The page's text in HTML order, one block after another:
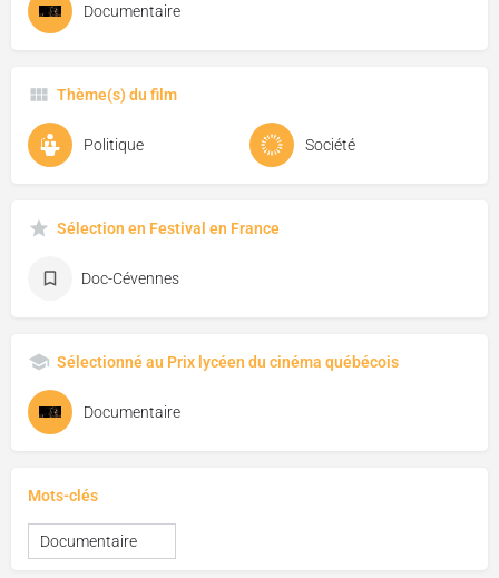
Documentaire
Thème(s) du film
Politique Société
Sélection en Festival en France
Doc-Cévennes
Sélectionné au Prix lycéen du cinéma québécois
Documentaire
Mots-clés
Documentaire